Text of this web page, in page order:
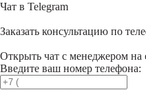
Чат в Telegram
Заказать консультацию по
Открыть чат с менеджером на
Введите ваш номер телефона: